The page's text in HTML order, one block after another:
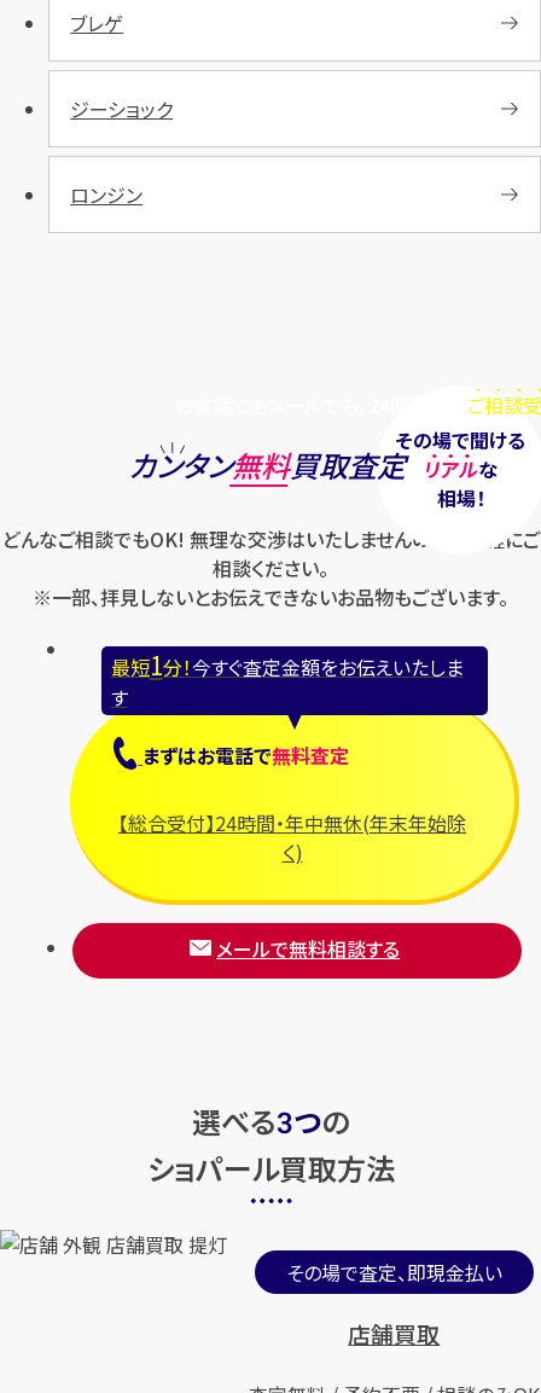
ブレゲ
ジーショック
ロンジン
ご相談
その場で聞ける
リアルな
相場！
カンタン無料買取査定
どんなご相談でもOK! 無理な交渉はいたしませんのでお気軽にご
相談ください。
※一部、拝見しないとお伝えできないお品物もございます。
最短1分！今すぐ査定金額をお伝えいたしま
す
まずはお電話で無料査定
【総合受付】24時間・年中無休(年末年始除
く)
メールで無料相談する
選べる3つの
ショパール買取方法
その場で査定、即現金払い
店舗買取